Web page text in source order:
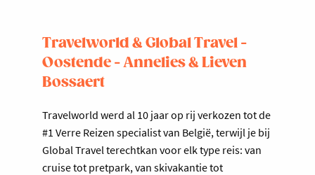
Travelworld & Global Travel -
Oostende - Annelies & Lieven
Bossaert
Travelworld werd al 10 jaar op rij verkozen tot de
#1 Verre Reizen specialist van België, terwijl je bij
Global Travel terechtkan voor elk type reis: van
cruise tot pretpark, van skivakantie tot